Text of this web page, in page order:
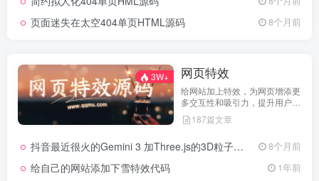
页面迷失在太空404单页HTML源码 8个月前
3W+ 网页特效
给网站加上特效，为网页增添更
多交互性和吸引力，提升用户体
验 187篇文章
抖音最近很火的Gemini 3 加Three.js的3D粒子交互代码 共十三款 8个月前
给自己的网站添加下雪特效代码 1年前